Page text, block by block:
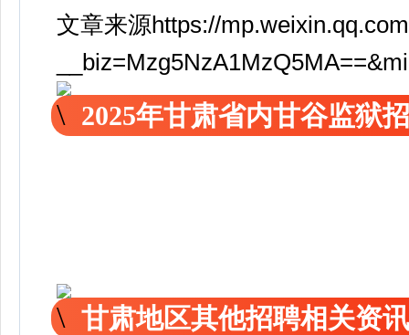
文章来源https://
2025年甘肃省内甘谷监狱
甘肃地区其他招聘相关资